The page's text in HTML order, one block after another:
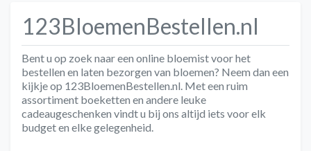
123BloemenBestellen.nl
Bent u op zoek naar een online bloemist voor het
bestellen en laten bezorgen van bloemen? Neem dan een
kijkje op 123BloemenBestellen.nl. Met een ruim
assortiment boeketten en andere leuke
cadeaugeschenken vindt u bij ons altijd iets voor elk
budget en elke gelegenheid.